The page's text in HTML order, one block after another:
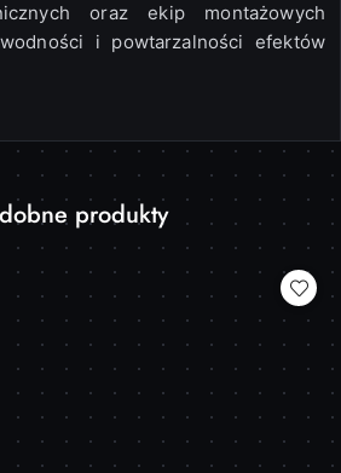
oraz ekip montażowych
i powtarzalności efektów
produkty